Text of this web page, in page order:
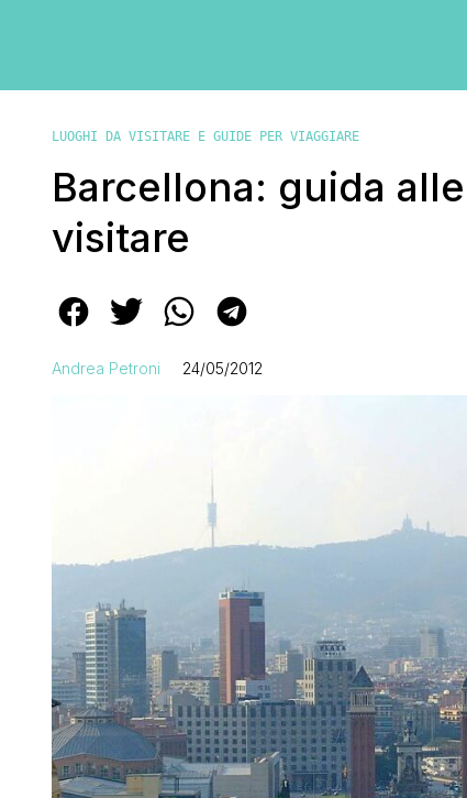
LUOGHI DA VISITARE E GUIDE PER VIAGGIARE
Barcellona: guida
visitare
Andrea Petroni 24/05/2012